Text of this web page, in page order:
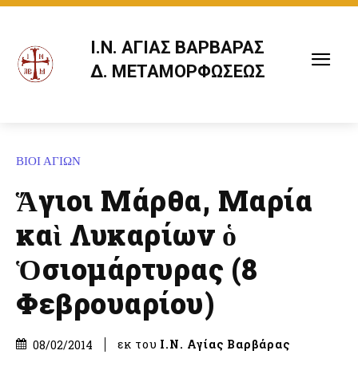
Ι.Ν. ΑΓΙΑΣ ΒΑΡΒΑΡΑΣ
Δ. ΜΕΤΑΜΟΡΦΩΣΕΩΣ
ΒΙΟΙ ΑΓΙΩΝ
Ἅγιοι Μάρθα, Μαρία
καὶ Λυκαρίων ὁ
Ὁσιομάρτυρας (8
Φεβρουαρίου)
08/02/2014 εκ του Ι.Ν. Αγίας Βαρβάρας